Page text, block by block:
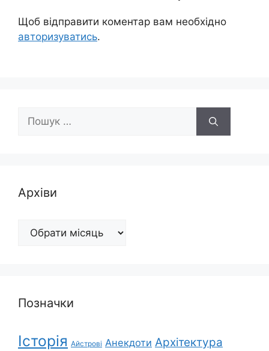
Щоб відправити коментар вам необхідно
авторизуватись.
Пошук:
Архіви
Архіви
Позначки
Історія Айстрові Анекдоти Архітектура